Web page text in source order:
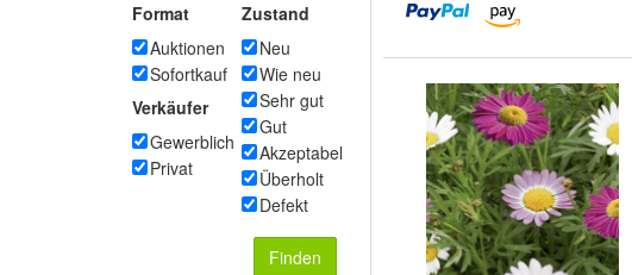
Format
Auktionen
Sofortkauf
Verkäufer
Gewerblich
Privat
Zustand
Neu
Wie neu
Sehr gut
Gut
Akzeptabel
Überholt
Defekt
Finden